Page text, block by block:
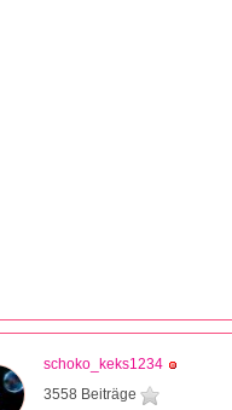
schoko_keks1234
3558 Beiträge